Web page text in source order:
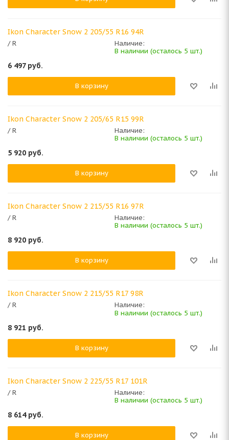
Ikon Character Snow 2 205/55 R16 94R
/ R
Наличие:
В наличии (осталось 5 шт.)
6 497руб.
В корзину
Ikon Character Snow 2 205/65 R15 99R
/ R
Наличие:
В наличии (осталось 5 шт.)
5 920 руб.
В корзину
Ikon Character Snow 2 215/55 R16 97R
/ R
Наличие:
В наличии (осталось 5 шт.)
8 920 руб.
В корзину
Ikon Character Snow 2 215/55 R17 98R
/ R
Наличие:
В наличии (осталось 5 шт.)
8 921 руб.
В корзину
Ikon Character Snow 2 225/55 R17 101R
/ R
Наличие:
В наличии (осталось 5 шт.)
8 614руб.
В корзину